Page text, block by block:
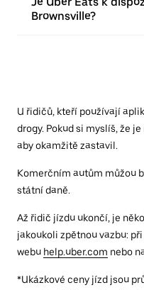
Brownsville?
U řidičů, kteří používají
drogy. Pokud si myslíš, že
aby okamžitě zastavil.
Komerčním autům můžou
státní daně.
Až řidič jízdu ukončí, je
jakoukoli zpětnou vazbu:
webu help.uber.com nebo
*Ukázkové ceny jízd jsou